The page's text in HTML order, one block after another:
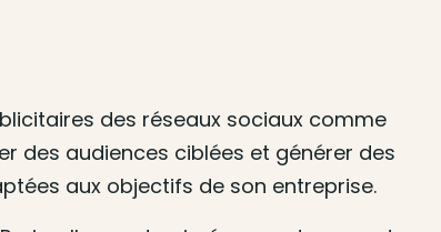
des réseaux sociaux comme
des audiences ciblées et générer des
aux objectifs de son entreprise.